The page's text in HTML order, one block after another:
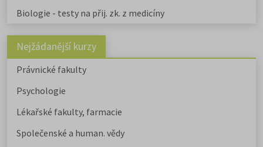
Biologie - testy na přij. zk. z medicíny
Nejžádanější kurzy
Právnické fakulty
Psychologie
Lékařské fakulty, farmacie
Společenské a human. vědy